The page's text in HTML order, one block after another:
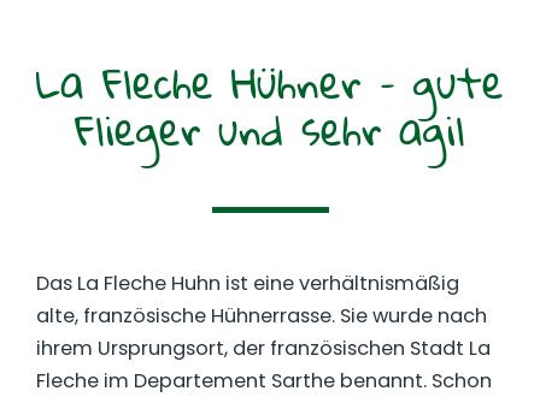
La Fleche Hühner – gute
Flieger und sehr agil
Das La Fleche Huhn ist eine verhältnismäßig
alte, französische Hühnerrasse. Sie wurde nach
ihrem Ursprungsort, der französischen Stadt La
Fleche im Departement Sarthe benannt. Schon